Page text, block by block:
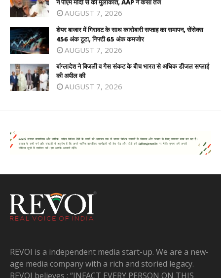
ने पीएम मोदी से की मुलाकात, AAP ने कसा तंज
AUGUST 7, 2026
शेयर बाजार में गिरावट के साथ कारोबारी सप्ताह का समापन, सेंसेक्स
456 अंक टूटा, निफ्टी 65 अंक कमजोर
AUGUST 7, 2026
बांग्लादेश ने बिजली व गैस संकट के बीच भारत से अधिक डीजल सप्लाई
की अपील की
AUGUST 7, 2026
REVOI is a independent media start-up. We are a new-
age media company with a rich and storied legacy.
REVOI believes : “INFACT EVERY PERSON ON THIS